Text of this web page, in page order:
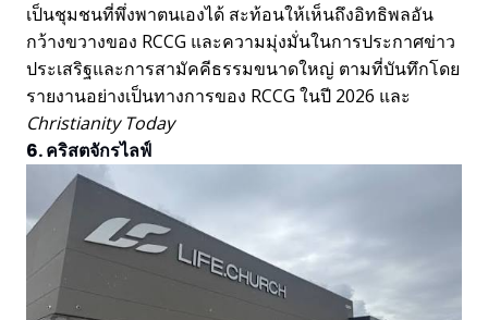
เป็นชุมชนที่พึ่งพาตนเองได้ สะท้อนให้เห็นถึงอิทธิพลอัน
กว้างขวางของ RCCG และความมุ่งมั่นในการประกาศข่าว
ประเสริฐและการสามัคคีธรรมขนาดใหญ่ ตามที่บันทึกโดย
รายงานอย่างเป็นทางการของ RCCG ในปี 2026 และ
Christianity Today
6. คริสตจักรไลฟ์